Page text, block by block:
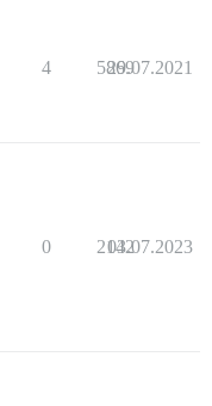
4 5869
29.07.2021
0 2142
03.07.2023